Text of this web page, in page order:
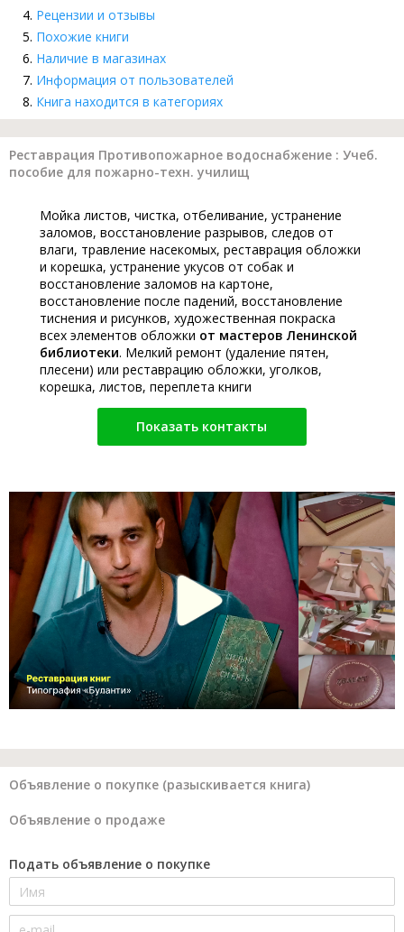
Рецензии и отзывы
Похожие книги
Наличие в магазинах
Информация от пользователей
Книга находится в категориях
Реставрация Противопожарное водоснабжение : Учеб.
пособие для пожарно-техн. училищ
Мойка листов, чистка, отбеливание, устранение
заломов, восстановление разрывов, следов от
влаги, травление насекомых, реставрация обложки
и корешка, устранение укусов от собак и
восстановление заломов на картоне,
восстановление после падений, восстановление
тиснения и рисунков, художественная покраска
всех элементов обложки от мастеров Ленинской
библиотеки. Мелкий ремонт (удаление пятен,
плесени) или реставрацию обложки, уголков,
корешка, листов, переплета книги
Показать контакты
Объявление о покупке (разыскивается книга)
Объявление о продаже
Подать объявление о покупке